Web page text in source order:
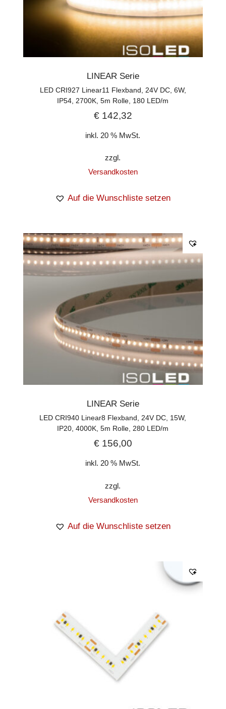
LINEAR Serie
LED CRI927 Linear11 Flexband, 24V DC, 6W,
IP54, 2700K, 5m Rolle, 180 LED/m
€142,32
inkl. 20 % MwSt.
zzgl.
Versandkosten
Auf die Wunschliste setzen
LINEAR Serie
LED CRI940 Linear8 Flexband, 24V DC, 15W,
IP20, 4000K, 5m Rolle, 280 LED/m
€156,00
inkl. 20 % MwSt.
zzgl.
Versandkosten
Auf die Wunschliste setzen